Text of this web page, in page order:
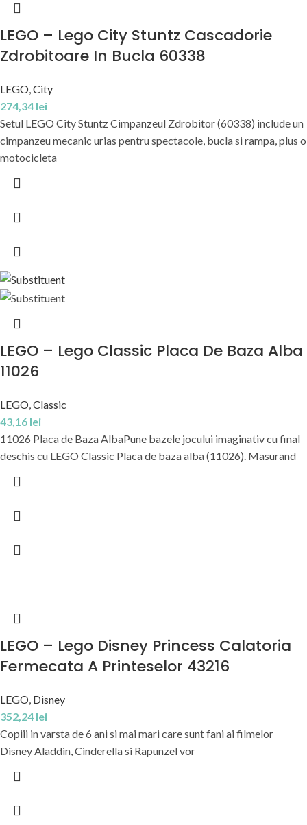
LEGO – Lego City Stuntz Cascadorie
Zdrobitoare In Bucla 60338
LEGO,City
274,34 lei
Setul LEGO City Stuntz Cimpanzeul Zdrobitor (60338) include un
cimpanzeu mecanic urias pentru spectacole, bucla si rampa, plus o
motocicleta
LEGO – Lego Classic Placa De Baza Alba
11026
LEGO,Classic
43,16 lei
11026 Placa de Baza AlbaPune bazele jocului imaginativ cu final
deschis cu LEGO Classic Placa de baza alba (11026). Masurand
LEGO – Lego Disney Princess Calatoria
Fermecata A Printeselor 43216
LEGO, Disney
352,24 lei
Copiii in varsta de 6 ani si mai mari care sunt fani ai filmelor
Disney Aladdin, Cinderella si Rapunzel vor